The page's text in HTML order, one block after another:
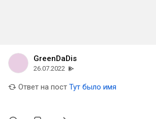
GreenDaDis
26.07.2022
Ответ на пост Тут было имя